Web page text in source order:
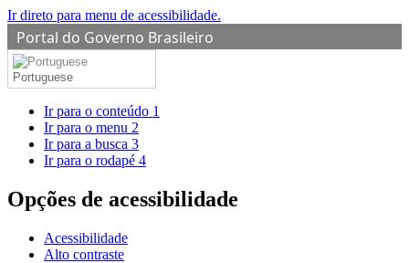
Ir direto para menu de acessibilidade.
Portal do Governo Brasileiro
Portuguese
Ir para o conteúdo 1
Ir para o menu 2
Ir para a busca 3
Ir para o rodapé 4
Opções de acessibilidade
Acessibilidade
Alto contraste